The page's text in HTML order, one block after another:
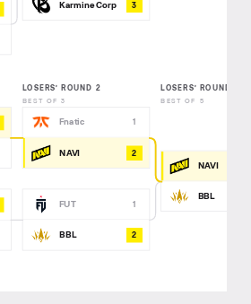
Karmine Corp 3
LOSERS’ ROUND 2
BEST OF 3
Fnatic 1
NAVI 2
FUT 1
BBL 2
LOSERS’ ROUND 3
BEST OF 5
NAVI
BBL